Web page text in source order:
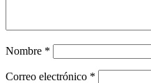
Nombre *
Correo electrónico *